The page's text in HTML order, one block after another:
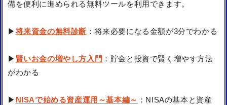
備を便利に進められる無料ツールを利用できます。
▶将来資金の無料診断 ：将来必要になる金額が3分でわかる
▶ 賢いお金の増やし方入門 ：貯金と投資で賢く増やす方法
がわかる
▶ NISAで始める資産運用～基本編～ ：NISAの基本と資産